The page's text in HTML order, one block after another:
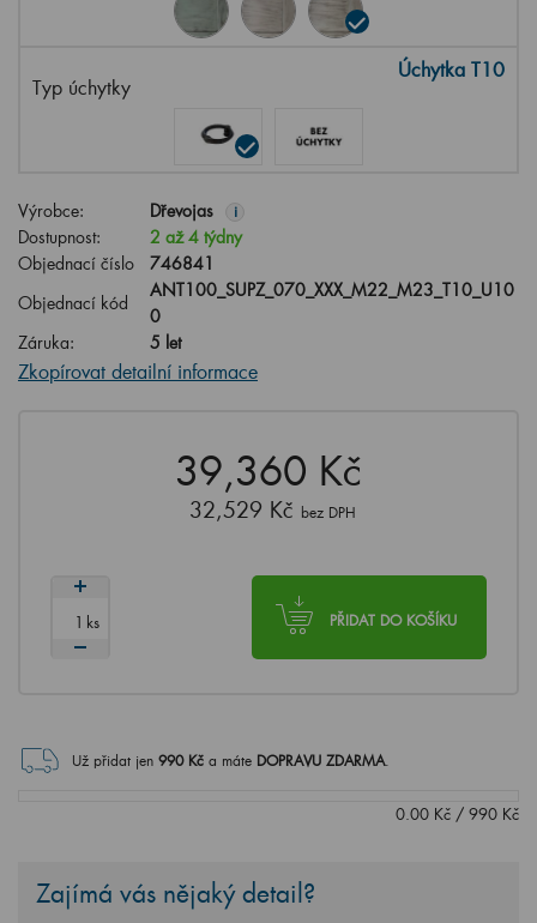
Typ úchytky
Úchytka T10
Výrobce: Dřevojas i
Dostupnost:
2 až 4 týdny
Objednací číslo
746841
Objednací kód
ANT100_SUPZ_070_XXX_M22_M23_T10_U10
0
Záruka:
5 let
Zkopírovat detailní informace
39,360 Kč
32,529 Kč bez DPH
PŘIDAT DO KOŠÍKU
ks
Už přidat jen 990Kč a máte DOPRAVU ZDARMA.
0.00 Kč / 990 Kč
Zajímá vás nějaký detail?